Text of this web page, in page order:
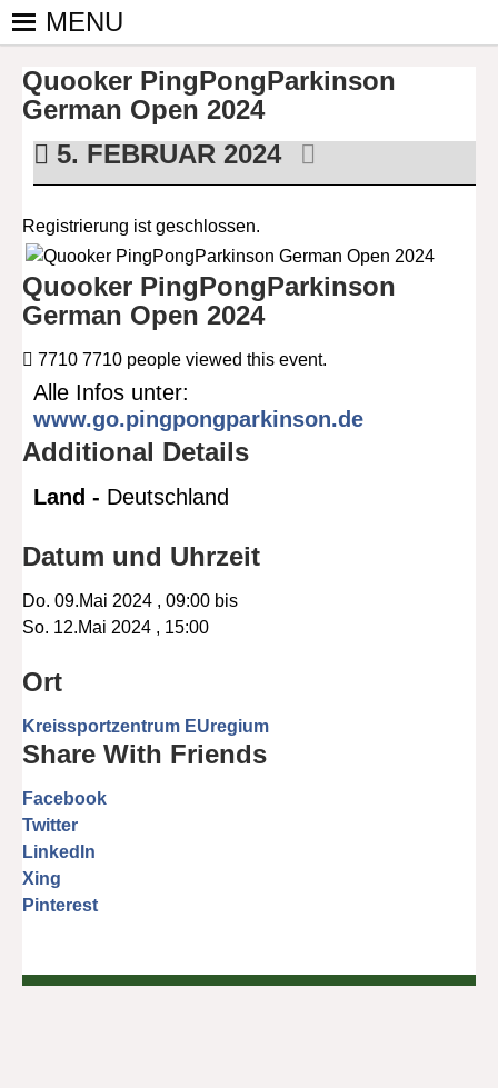
Skip
PINGPONGPARKINSON
DEUTSCHLAND E. V.
ist der
bundesweite
Zusammenschluss
kooperierenden
Vereinen und
der sich – mit dem
Mittel Tischtennis
– überwiegend
ehrenamtlich um
Parkinson und
deren Angehörige
kümmert.
MENU
Quooker PingPongParkinson
German Open 2024
5. FEBRUAR 2024
Registrierung ist geschlossen.
Quooker PingPongParkinson
German Open 2024
7710 7710 people viewed this event.
Alle Infos unter:
www.go.pingpongparkinson.de
Additional Details
Land - Deutschland
Datum und Uhrzeit
Do. 09.Mai 2024 , 09:00 bis
So. 12.Mai 2024 , 15:00
Ort
Kreissportzentrum EUregium
Share With Friends
Facebook
Twitter
LinkedIn
Xing
Pinterest